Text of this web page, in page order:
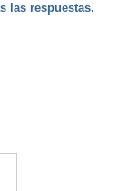
las respuestas.